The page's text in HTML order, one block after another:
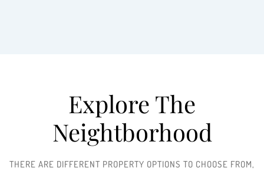
Explore The
Neightborhood​
THERE ARE DIFFERENT PROPERTY OPTIONS TO CHOOSE FROM,